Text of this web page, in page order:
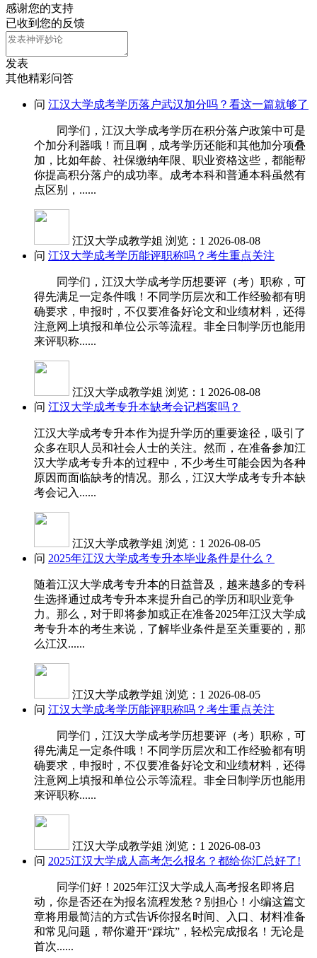
感谢您的支持
已收到您的反馈
发表
其他精彩问答
问 江汉大学成考学历落户武汉加分吗？看这一篇就够了
同学们，江汉大学成考学历在积分落户政策中可是
个加分利器哦！而且啊，成考学历还能和其他加分项叠
加，比如年龄、社保缴纳年限、职业资格这些，都能帮
你提高积分落户的成功率。成考本科和普通本科虽然有
点区别，......
江汉大学成教学姐 浏览：1 2026-08-08
问 江汉大学成考学历能评职称吗？考生重点关注
同学们，江汉大学成考学历想要评（考）职称，可
得先满足一定条件哦！不同学历层次和工作经验都有明
确要求，申报时，不仅要准备好论文和业绩材料，还得
注意网上填报和单位公示等流程。非全日制学历也能用
来评职称......
江汉大学成教学姐 浏览：1 2026-08-08
问 江汉大学成考专升本缺考会记档案吗？
江汉大学成考专升本作为提升学历的重要途径，吸引了
众多在职人员和社会人士的关注。然而，在准备参加江
汉大学成考专升本的过程中，不少考生可能会因为各种
原因而面临缺考的情况。那么，江汉大学成考专升本缺
考会记入......
江汉大学成教学姐 浏览：1 2026-08-05
问 2025年江汉大学成考专升本毕业条件是什么？
随着江汉大学成考专升本的日益普及，越来越多的专科
生选择通过成考专升本来提升自己的学历和职业竞争
力。那么，对于即将参加或正在准备2025年江汉大学成
考专升本的考生来说，了解毕业条件是至关重要的，那
么江汉......
江汉大学成教学姐 浏览：1 2026-08-05
问 江汉大学成考学历能评职称吗？考生重点关注
同学们，江汉大学成考学历想要评（考）职称，可
得先满足一定条件哦！不同学历层次和工作经验都有明
确要求，申报时，不仅要准备好论文和业绩材料，还得
注意网上填报和单位公示等流程。非全日制学历也能用
来评职称......
江汉大学成教学姐 浏览：1 2026-08-03
问 2025江汉大学成人高考怎么报名？都给你汇总好了!
同学们好！2025年江汉大学成人高考报名即将启
动，你是否还在为报名流程发愁？别担心！小编这篇文
章将用最简洁的方式告诉你报名时间、入口、材料准备
和常见问题，帮你避开“踩坑”，轻松完成报名！无论是
首次......